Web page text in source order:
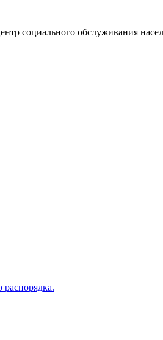
социального обслуживания
распорядка.